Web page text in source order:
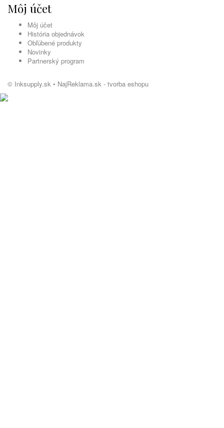
Môj účet
Môj účet
História objednávok
Obľúbené produkty
Novinky
Partnerský program
© Inksupply.sk • NajReklama.sk - tvorba eshopu